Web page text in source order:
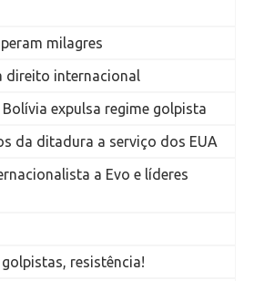
milagres
direito internacional
expulsa regime golpista
da ditadura a serviço dos EUA
a Evo e líderes
resistência!